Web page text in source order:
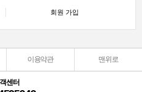
회원 가입
이용약관 맨위로
센터